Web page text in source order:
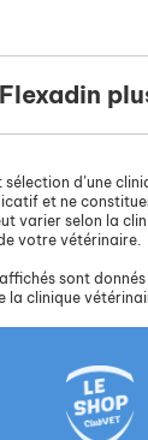
d’une
et ne
varier selon la
votre vétérinaire.
sont
la clinique